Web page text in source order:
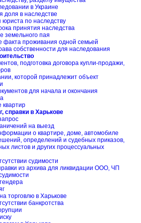
в Украине
доля в наследстве
юриста по наследству
принятия наследства
земельного пая
факта проживания одной семьей
собственности для наследования
подготовка договора купли-продажи,
которой принадлежит объект
для начала и окончания
справки в Харькове
на выезд
о квартире, доме, автомобиле
определений и судебных приказов,
листов и других процессуальных
судимости
из архива для ликвидации ООО, ЧП
торговлю в Харькове
банкротства